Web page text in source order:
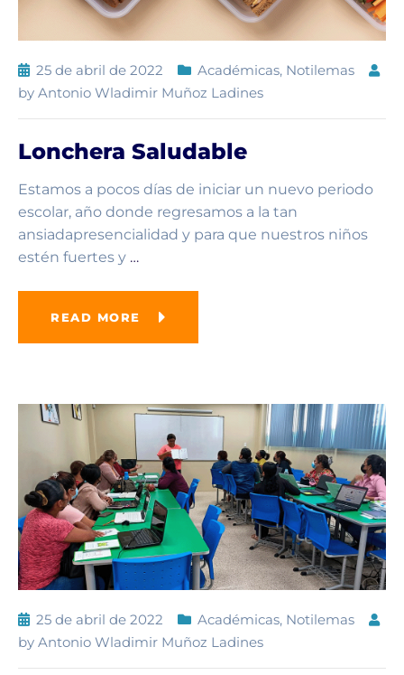
25 de abril de 2022 Académicas, Notilemas
by Antonio Wladimir Muñoz Ladines
Lonchera Saludable
Estamos a pocos días de iniciar un nuevo periodo
escolar, año donde regresamos a la tan
ansiadapresencialidad y para que nuestros niños
estén fuertes y …
READ MORE
25 de abril de 2022 Académicas, Notilemas
by Antonio Wladimir Muñoz Ladines